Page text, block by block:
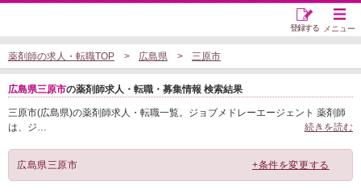
メニュー
登録する
薬剤師の求人・転職TOP 広島県 三原市
広島県三原市の薬剤師求人・転職・募集情報 検索結果
三原市(広島県)の薬剤師求人・転職一覧。ジョブメドレーエージェント 薬剤師
は、ジ… 続きを読む
広島県三原市 +条件を変更する